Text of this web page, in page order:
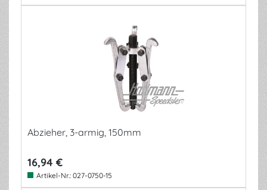
Abzieher, 3-armig, 150mm
16,94 €
Artikel-Nr.: 027-0750-15